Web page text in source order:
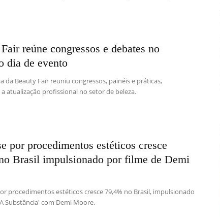
reúne congressos e debates no
dia de evento
da Beauty Fair reuniu congressos, painéis e práticas,
atualização profissional no setor de beleza.
por procedimentos estéticos cresce
Brasil impulsionado por filme de Demi
procedimentos estéticos cresce 79,4% no Brasil, impulsionado
Substância' com Demi Moore.